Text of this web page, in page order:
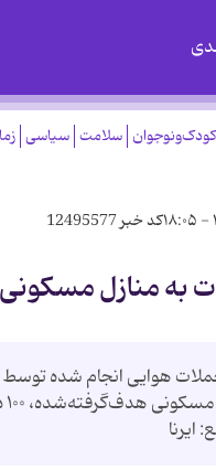
کودک‌ونوجوان سلامت سیاسی
کد خبر12495577
به منازل مسکونی
هوایی انجام شده